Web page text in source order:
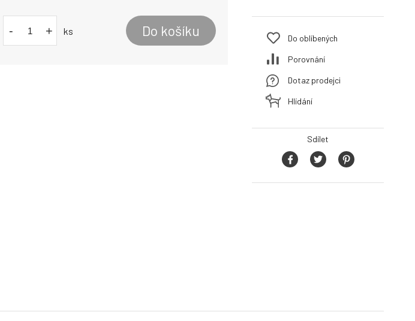
- + ks Do košíku Do oblíbených
Porovnání
Dotaz prodejci
Hlídání
Sdílet